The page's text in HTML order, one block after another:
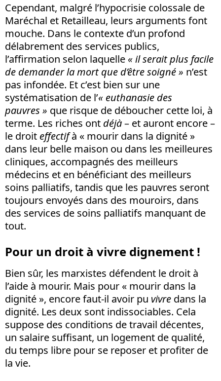
Cependant, malgré l’hypocrisie colossale de
Maréchal et Retailleau, leurs arguments font
mouche. Dans le contexte d’un profond
délabrement des services publics,
l’affirmation selon laquelle « il serait plus facile
de demander la mort que d’être soigné » n’est
pas infondée. Et c’est bien sur une
systématisation de l’« euthanasie des
pauvres » que risque de déboucher cette loi, à
terme. Les riches ont déjà– et auront encore –
le droit effectifà « mourir dans la dignité »
dans leur belle maison ou dans les meilleures
cliniques, accompagnés des meilleurs
médecins et en bénéficiant des meilleurs
soins palliatifs, tandis que les pauvres seront
toujours envoyés dans des mouroirs, dans
des services de soins palliatifs manquant de
tout.
Pour un droit à vivre dignement !
Bien sûr, les marxistes défendent le droit à
l’aide à mourir. Mais pour « mourir dans la
dignité », encore faut-il avoir pu vivre dans la
dignité. Les deux sont indissociables. Cela
suppose des conditions de travail décentes,
un salaire suffisant, un logement de qualité,
du temps libre pour se reposer et profiter de
la vie.